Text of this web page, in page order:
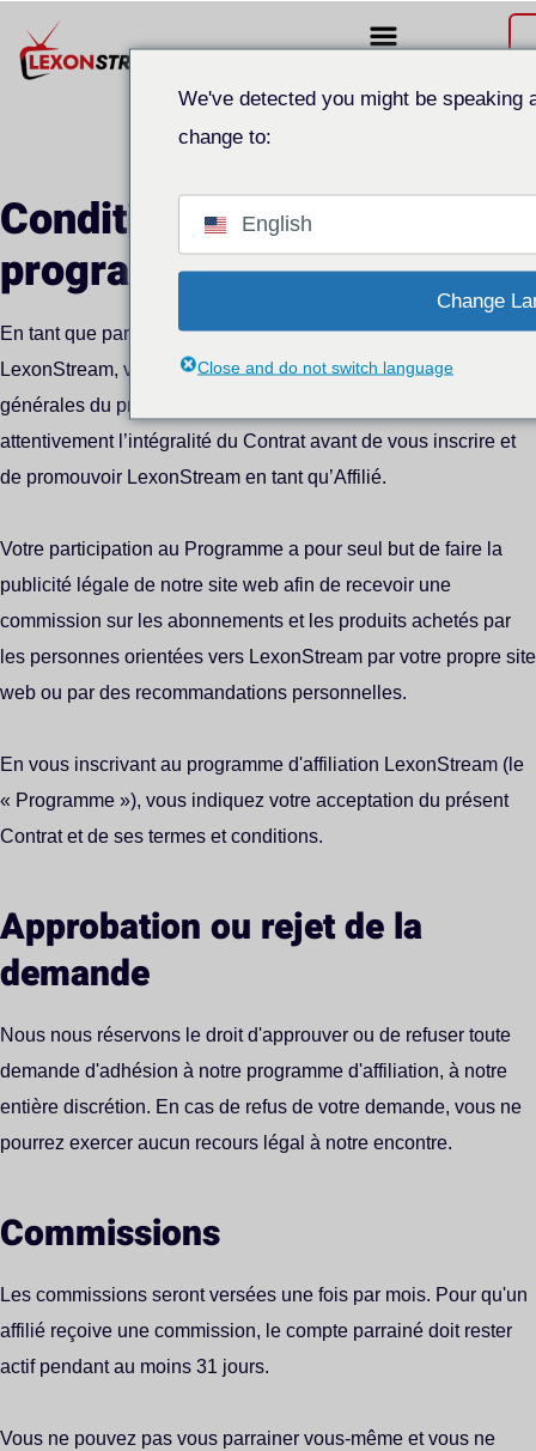
Conditions d'utilisation du
programme d'affiliation
En tant que partenaire agréé (le « Partenaire ») de
LexonStream, vous acceptez de respecter les conditions
générales du présent Contrat (le « Contrat »). Veuillez lire
attentivement l’intégralité du Contrat avant de vous inscrire et
de promouvoir LexonStream en tant qu’Affilié.
Votre participation au Programme a pour seul but de faire la
publicité légale de notre site web afin de recevoir une
commission sur les abonnements et les produits achetés par
les personnes orientées vers LexonStream par votre propre site
web ou par des recommandations personnelles.
En vous inscrivant au programme d'affiliation LexonStream (le
« Programme »), vous indiquez votre acceptation du présent
Contrat et de ses termes et conditions.
Approbation ou rejet de la
demande
Nous nous réservons le droit d'approuver ou de refuser toute
demande d'adhésion à notre programme d'affiliation, à notre
entière discrétion. En cas de refus de votre demande, vous ne
pourrez exercer aucun recours légal à notre encontre.
Commissions
Les commissions seront versées une fois par mois. Pour qu'un
affilié reçoive une commission, le compte parrainé doit rester
actif pendant au moins 31 jours.
Vous ne pouvez pas vous parrainer vous-même et vous ne
We've detected you might be speaking
change to:
English
Change
Close and do not switch language